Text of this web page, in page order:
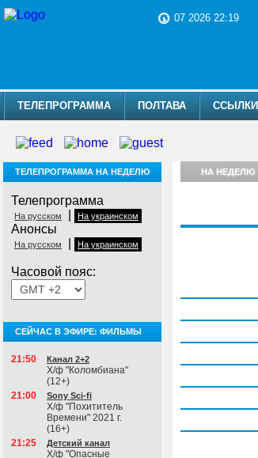
07 2026 22:19
ТЕЛЕПРОГРАММА ПОЛТАВА ССЫЛКИ
ТЕЛЕПРОГРАММА НА НЕДЕЛЮ
Телепрограмма
На русском На украинском
Анонсы
На русском На украинском
Часовой пояс:
СЕЙЧАС В ЭФИРЕ: ФИЛЬМЫ
21:50 Канал 2+2
Х/ф "Коломбиана"
(12+)
21:00
Sony Sci-fi
Х/ф "Похититель
Времени" 2021 г.
(16+)
21:25
Детский канал
Х/ф "Опасные
НА НЕДЕЛЮ